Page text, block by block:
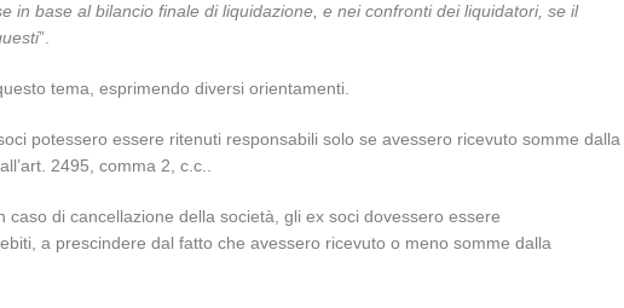
in base al bilancio finale di liquidazione, e nei confronti dei liquidatori, se il
”.
tema, esprimendo diversi orientamenti.
potessero essere ritenuti responsabili solo se avessero ricevuto somme dalla
2495, comma 2, c.c..
di cancellazione della società, gli ex soci dovessero essere
a prescindere dal fatto che avessero ricevuto o meno somme dalla